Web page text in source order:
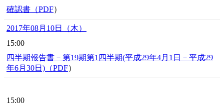
確認書（PDF）
2017年08月10日（木）
15:00
四半期報告書－第19期第1四半期(平成29年4月1日－平成29
年6月30日)（PDF）
15:00